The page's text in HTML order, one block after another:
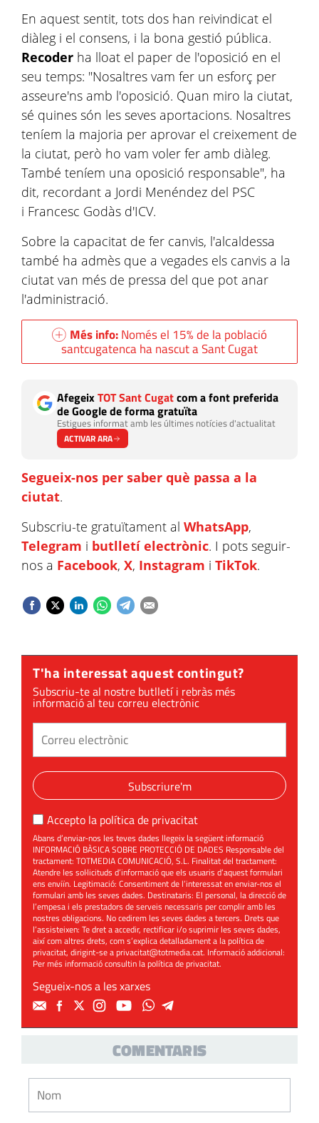
En aquest sentit, tots dos han reivindicat el
diàleg i el consens, i la bona gestió pública.
Recoder ha lloat el paper de l'oposició en el
seu temps: "Nosaltres vam fer un esforç per
asseure'ns amb l'oposició. Quan miro la ciutat,
sé quines són les seves aportacions. Nosaltres
teníem la majoria per aprovar el creixement de
la ciutat, però ho vam voler fer amb diàleg.
També teníem una oposició responsable", ha
dit, recordant a Jordi Menéndez del PSC
i Francesc Godàs d'ICV.
Sobre la capacitat de fer canvis, l'alcaldessa
també ha admès que a vegades els canvis a la
ciutat van més de pressa del que pot anar
l'administració.
Més info:Només el 15% de la població
santcugatenca ha nascut a Sant Cugat
AfegeixTOT Sant Cugatcom a font preferida
de Google de forma gratuïta
Estigues informat amb les últimes notícies d'actualitat
ACTIVAR ARA
Segueix-nos per saber què passa a la
ciutat.
Subscriu-te gratuïtament al WhatsApp,
Telegram i butlletí electrònic. I pots seguir-
nos a Facebook, X, Instagram i TikTok.
T'ha interessat aquest contingut?
Subscriu-te al nostre butlletí i rebràs més
informació al teu correu electrònic
Subscriure'm
Accepto la política de privacitat
Abans d’enviar-nos les teves dades llegeix la següent informació
INFORMACIÓ BÀSICA SOBRE PROTECCIÓ DE DADES Responsable del
tractament: TOTMEDIA COMUNICACIÓ, S.L. Finalitat del tractament:
Atendre les sol·licituds d’informació que els usuaris d’aquest formulari
ens enviïn. Legitimació: Consentiment de l’interessat en enviar-nos el
formulari amb les seves dades. Destinataris: El personal, la direcció de
l’empesa i els prestadors de serveis necessaris per complir amb les
nostres obligacions. No cedirem les seves dades a tercers. Drets que
l’assisteixen: Te dret a accedir, rectificar i/o suprimir les seves dades,
així com altres drets, com s’explica detalladament a la política de
privacitat, dirigint-se aprivacitat@totmedia.cat. Informació addicional:
Per més informació consultin lapolítica de privacitat.
Segueix-nos a les xarxes
COMENTARIS